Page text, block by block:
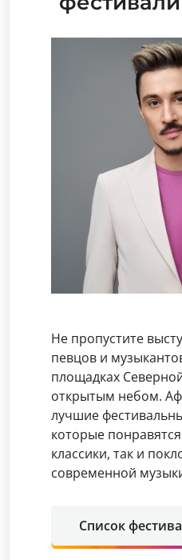
Не пропустите
певцов и
площадках
открытым небом.
лучшие
которые
классики, так и
современной
Список